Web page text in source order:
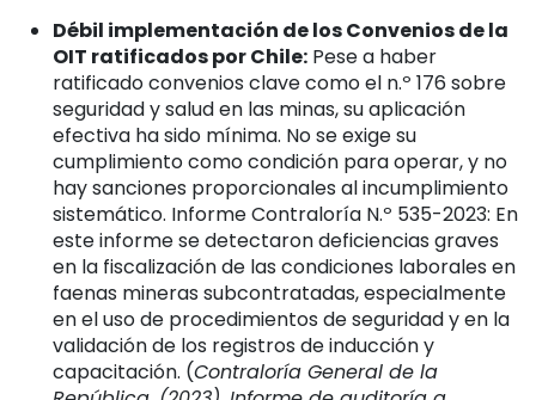
Débil implementación de los Convenios de la
OIT ratificados por Chile: Pese a haber
ratificado convenios clave como el n.º 176 sobre
seguridad y salud en las minas, su aplicación
efectiva ha sido mínima. No se exige su
cumplimiento como condición para operar, y no
hay sanciones proporcionales al incumplimiento
sistemático. Informe Contraloría N.º 535-2023: En
este informe se detectaron deficiencias graves
en la fiscalización de las condiciones laborales en
faenas mineras subcontratadas, especialmente
en el uso de procedimientos de seguridad y en la
validación de los registros de inducción y
capacitación. (Contraloría General de la